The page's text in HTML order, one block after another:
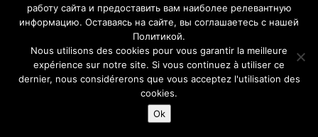
Affiche Paris-Europe magazine/ Афиша Париж-Европа © 2011-
2026 Afficha.info -Tous droits réservés/Все права защищены –
Mentions légales
работу сайта и предоставить вам наиболее релевантную
информацию. Оставаясь на сайте, вы соглашаетесь с нашей
Политикой.
Nous utilisons des cookies pour vous garantir la meilleure
expérience sur notre site. Si vous continuez à utiliser ce
dernier, nous considérerons que vous acceptez l'utilisation des
cookies.
Ok